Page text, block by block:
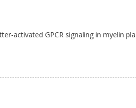
activated GPCR signaling in myelin